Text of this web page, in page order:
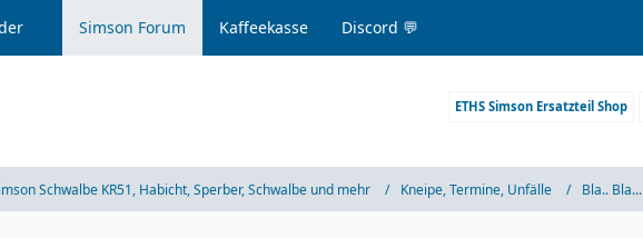
Simson Forum Kaffeekasse Discord 💬
ETHS Simson Ersatzteil Shop
Schwalbe KR51, Habicht, Sperber, Schwalbe und mehr Kneipe, Termine, Unfälle Bla.. Bla...